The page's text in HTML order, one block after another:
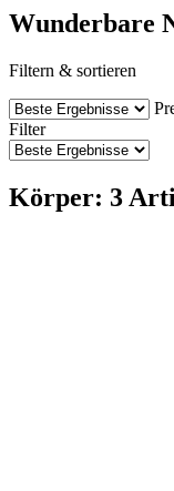
Wunderbare
Filtern & sortieren
Filter
Körper: 3